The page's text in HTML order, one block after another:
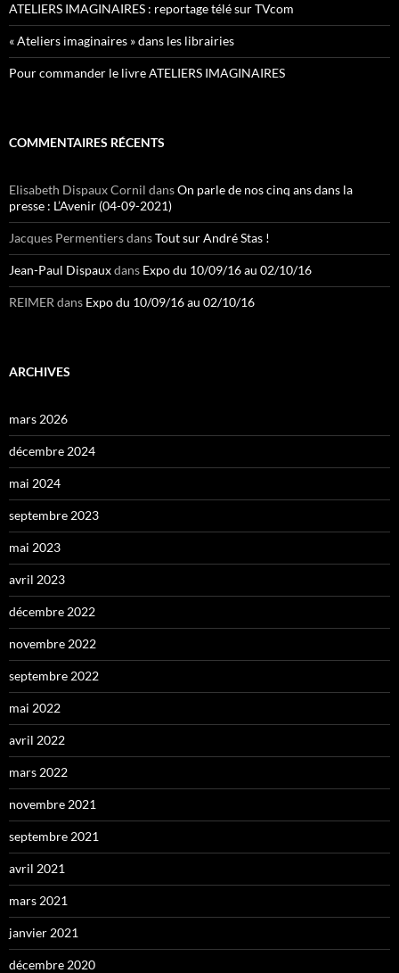
ATELIERS IMAGINAIRES : reportage télé sur TVcom
« Ateliers imaginaires » dans les librairies
Pour commander le livre ATELIERS IMAGINAIRES
COMMENTAIRES RÉCENTS
Elisabeth Dispaux Cornil dansOn parle de nos cinq ans dans la
presse : L’Avenir (04-09-2021)
Jacques PermentiersdansTout sur André Stas !
Jean-Paul Dispauxdans Expo du 10/09/16 au 02/10/16
REIMER dans Expo du 10/09/16 au 02/10/16
ARCHIVES
mars 2026
décembre 2024
mai 2024
septembre 2023
mai 2023
avril 2023
décembre 2022
novembre 2022
septembre 2022
mai 2022
avril 2022
mars 2022
novembre 2021
septembre 2021
avril 2021
mars 2021
janvier 2021
décembre 2020